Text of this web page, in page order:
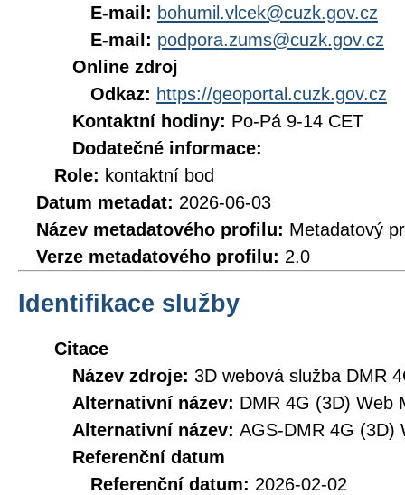
E-mail: bohumil.vlcek@cuzk.gov.cz
E-mail: podpora.zums@cuzk.gov.cz
Online zdroj
Odkaz: https://geoportal.cuzk.gov.cz
Kontaktní hodiny: Po-Pá 9-14 CET
Dodatečné informace:
Role: kontaktní bod
Datum metadat: 2026-06-03
Název metadatového profilu: Metadatový
Verze metadatového profilu: 2.0
Identifikace služby
Citace
Název zdroje: 3D webová služba DMR
Alternativní název: DMR 4G (3D) Web
Alternativní název: AGS-DMR 4G (3D)
Referenční datum
Referenční datum: 2026-02-02